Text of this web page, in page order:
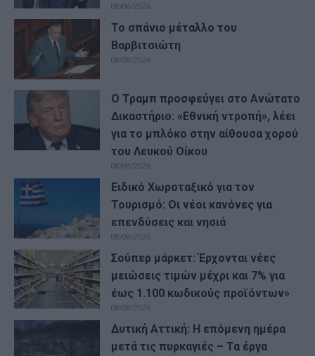
08/08/2026
Το σπάνιο μέταλλο του
Βαρβιτσιώτη
08/08/2026
Ο Τραμπ προσφεύγει στο Ανώτατο
Δικαστήριο: «Εθνική ντροπή», λέει
για το μπλόκο στην αίθουσα χορού
του Λευκού Οίκου
08/08/2026
Ειδικό Χωροταξικό για τον
Τουρισμό: Οι νέοι κανόνες για
επενδύσεις και νησιά
08/08/2026
Σούπερ μάρκετ: Έρχονται νέες
μειώσεις τιμών μέχρι και 7% για
έως 1.100 κωδικούς προϊόντων»
08/08/2026
Δυτική Αττική: Η επόμενη ημέρα
μετά τις πυρκαγιές – Τα έργα